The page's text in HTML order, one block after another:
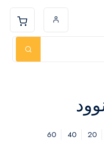
20
40
60